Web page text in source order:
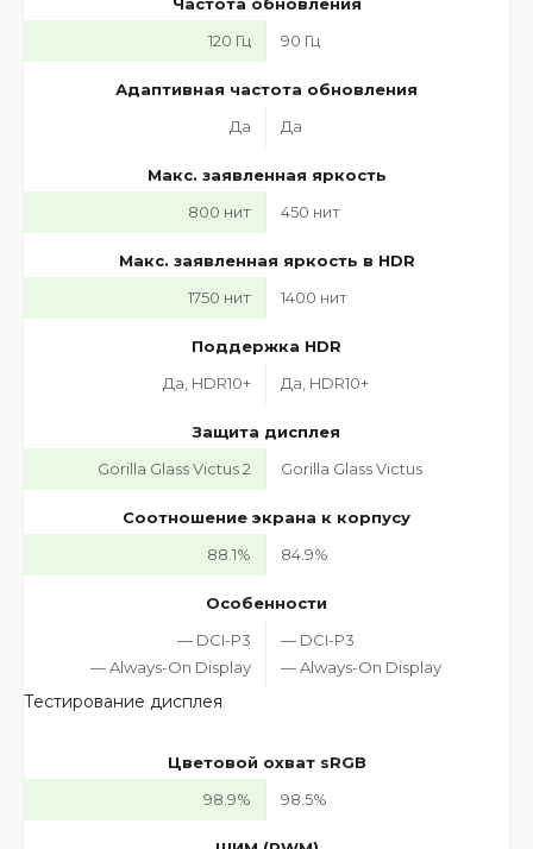
120 Гц
90 Гц
Адаптивная частота обновления
Да
Да
Макс. заявленная яркость
800 нит
450 нит
Макс. заявленная яркость в HDR
1750 нит
1400 нит
Поддержка HDR
Да, HDR10+
Да, HDR10+
Защита дисплея
Gorilla Glass Victus 2
Gorilla Glass Victus
Соотношение экрана к корпусу
88.1%
84.9%
Особенности
— DCI-P3
— Always-On Display
— DCI-P3
— Always-On Display
Тестирование дисплея
Цветовой охват sRGB
98.9%
98.5%